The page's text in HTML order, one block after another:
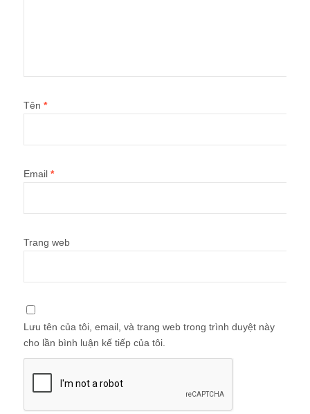
Tên *
Email *
Trang web
Lưu tên của tôi, email, và trang web trong trình duyệt này
cho lần bình luận kế tiếp của tôi.